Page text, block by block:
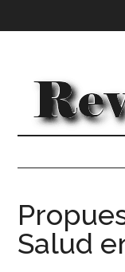
Salud